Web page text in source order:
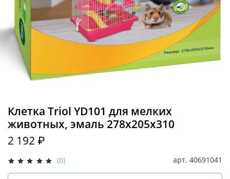
(0) арт. 40691041
Клетка Triol YD101 для мелких
животных, эмаль 278х205х310
2 192 ₽